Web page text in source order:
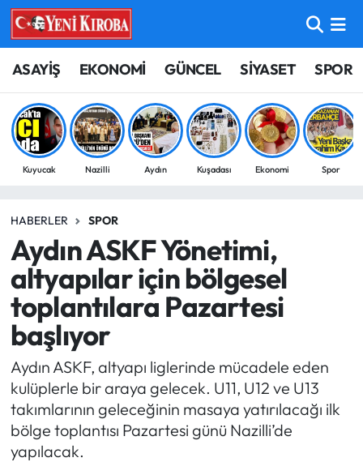
ASAYİŞ EKONOMİ GÜNCEL SİYASET SPOR
Kuyucak Nazilli Aydın Kuşadası Ekonomi Spor
HABERLER SPOR
Aydın ASKF Yönetimi,
altyapılar için bölgesel
toplantılara Pazartesi
başlıyor
Aydın ASKF, altyapı liglerinde mücadele eden
kulüplerle bir araya gelecek. U11, U12 ve U13
takımlarının geleceğinin masaya yatırılacağı ilk
bölge toplantısı Pazartesi günü Nazilli’de
yapılacak.
ASAYİŞ
BİLİM-TEKNOLOJİ
ÇEVRE
EĞİTİM
EKONOMİ
GÜNCEL
GÜNDEM
MAGAZİN
SAĞLIK
Aydın Nöbetçi Eczaneler
Aydın Hava Durumu
Aydin Namaz Vakitleri
Süper Lig Puan Durumu ve Fikstür
Tüm Manşetler
Son Dakika Haberleri
Haber Arşivi